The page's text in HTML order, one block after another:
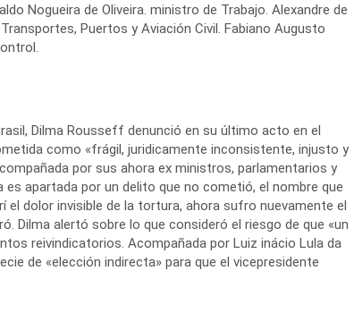
Nogueira de Oliveira. ministro de Trabajo. Alexandre de
Puertos y Aviación Civil. Fabiano Augusto
Dilma Rousseff denunció en su último acto en el
como «frágil, juridicamente inconsistente, injusto y
por sus ahora ex ministros, parlamentarios y
apartada por un delito que no cometió, el nombre que
el dolor invisible de la tortura, ahora sufro nuevamente el
Dilma alertó sobre lo que consideró el riesgo de que «un
reivindicatorios. Acompañada por Luiz inácio Lula da
de «elección indirecta» para que el vicepresidente